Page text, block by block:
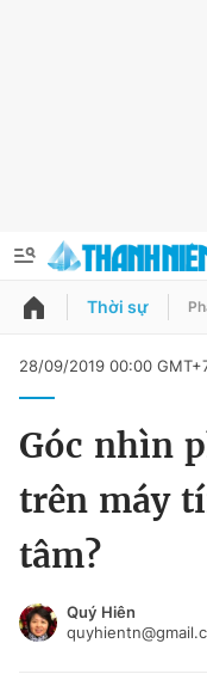
QUẢNG CÁO
Chuyên mục khác
Đổi mật khẩu
Tin đã lưu
Tin đã xem
Đăng xuất
Thời sự
28/09/2019 00:00
Góc nhìn
trên máy
tâm?
Quý Hiên